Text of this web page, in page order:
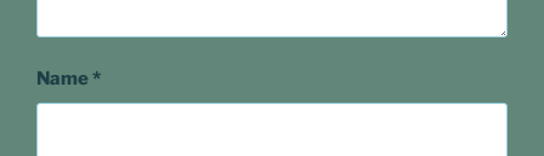
Name*